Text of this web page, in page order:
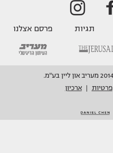
תגיות פרסם אצלנו
פרטיות ארכיון